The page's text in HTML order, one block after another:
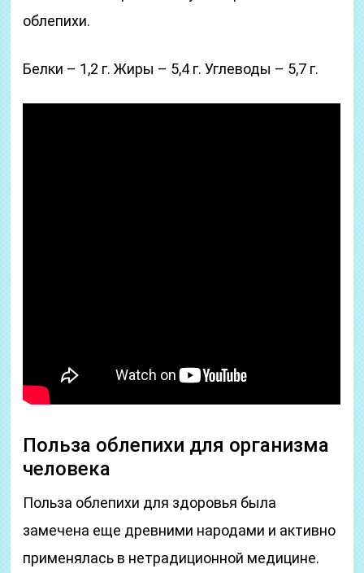
облепихи.
Белки – 1,2 г. Жиры – 5,4 г. Углеводы – 5,7 г.
Польза облепихи для организма
человека
Польза облепихи для здоровья была
замечена еще древними народами и активно
применялась в нетрадиционной медицине.